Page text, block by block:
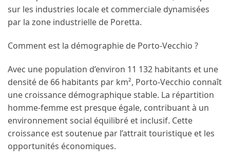
sur les industries locale et commerciale dynamisées
par la zone industrielle de Poretta.
Comment est la démographie de Porto-Vecchio ?
Avec une population d’environ 11 132 habitants et une
densité de 66 habitants par km², Porto-Vecchio connaît
une croissance démographique stable. La répartition
homme-femme est presque égale, contribuant à un
environnement social équilibré et inclusif. Cette
croissance est soutenue par l’attrait touristique et les
opportunités économiques.